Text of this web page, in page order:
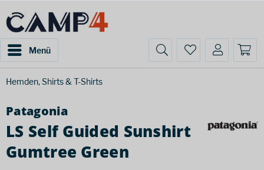
Menü
Hemden, Shirts & T-Shirts
Patagonia
LS Self Guided Sunshirt
Gumtree Green